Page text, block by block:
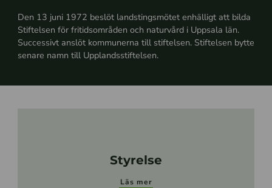
Den 13 juni 1972 beslöt landstingsmötet enhälligt att bilda
Stiftelsen för fritidsområden och naturvård i Uppsala län.
Successivt anslöt kommunerna till stiftelsen. Stiftelsen bytte
senare namn till Upplandsstiftelsen.
Styrelse
Läs mer